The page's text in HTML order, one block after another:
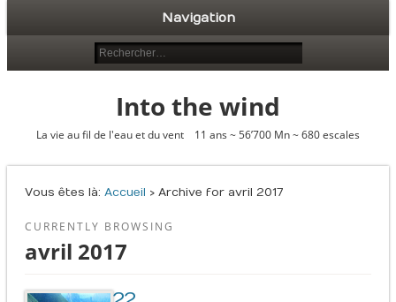
Navigation
Into the wind
La vie au fil de l'eau et du vent 11 ans ~ 56’700 Mn ~ 680 escales
Vous êtes là : Accueil › Archive for avril 2017
CURRENTLY BROWSING
avril 2017